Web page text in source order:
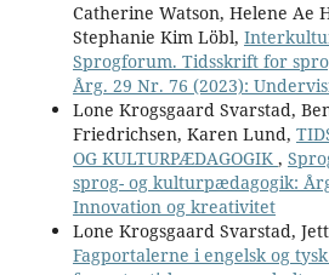
Catherine Watson, Helene Ae
Stephanie Kim Löbl,
Sprogforum. Tidsskrift for
Årg. 29 Nr. 76 (2023):
Lone Krogsgaard Svarstad,
Friedrichsen, Karen Lund,
OG KULTURPÆDAGOGIK ,
sprog- og kulturpædagogik:
Innovation og kreativitet
Lone Krogsgaard Svarstad,
Fagportalerne i engelsk og